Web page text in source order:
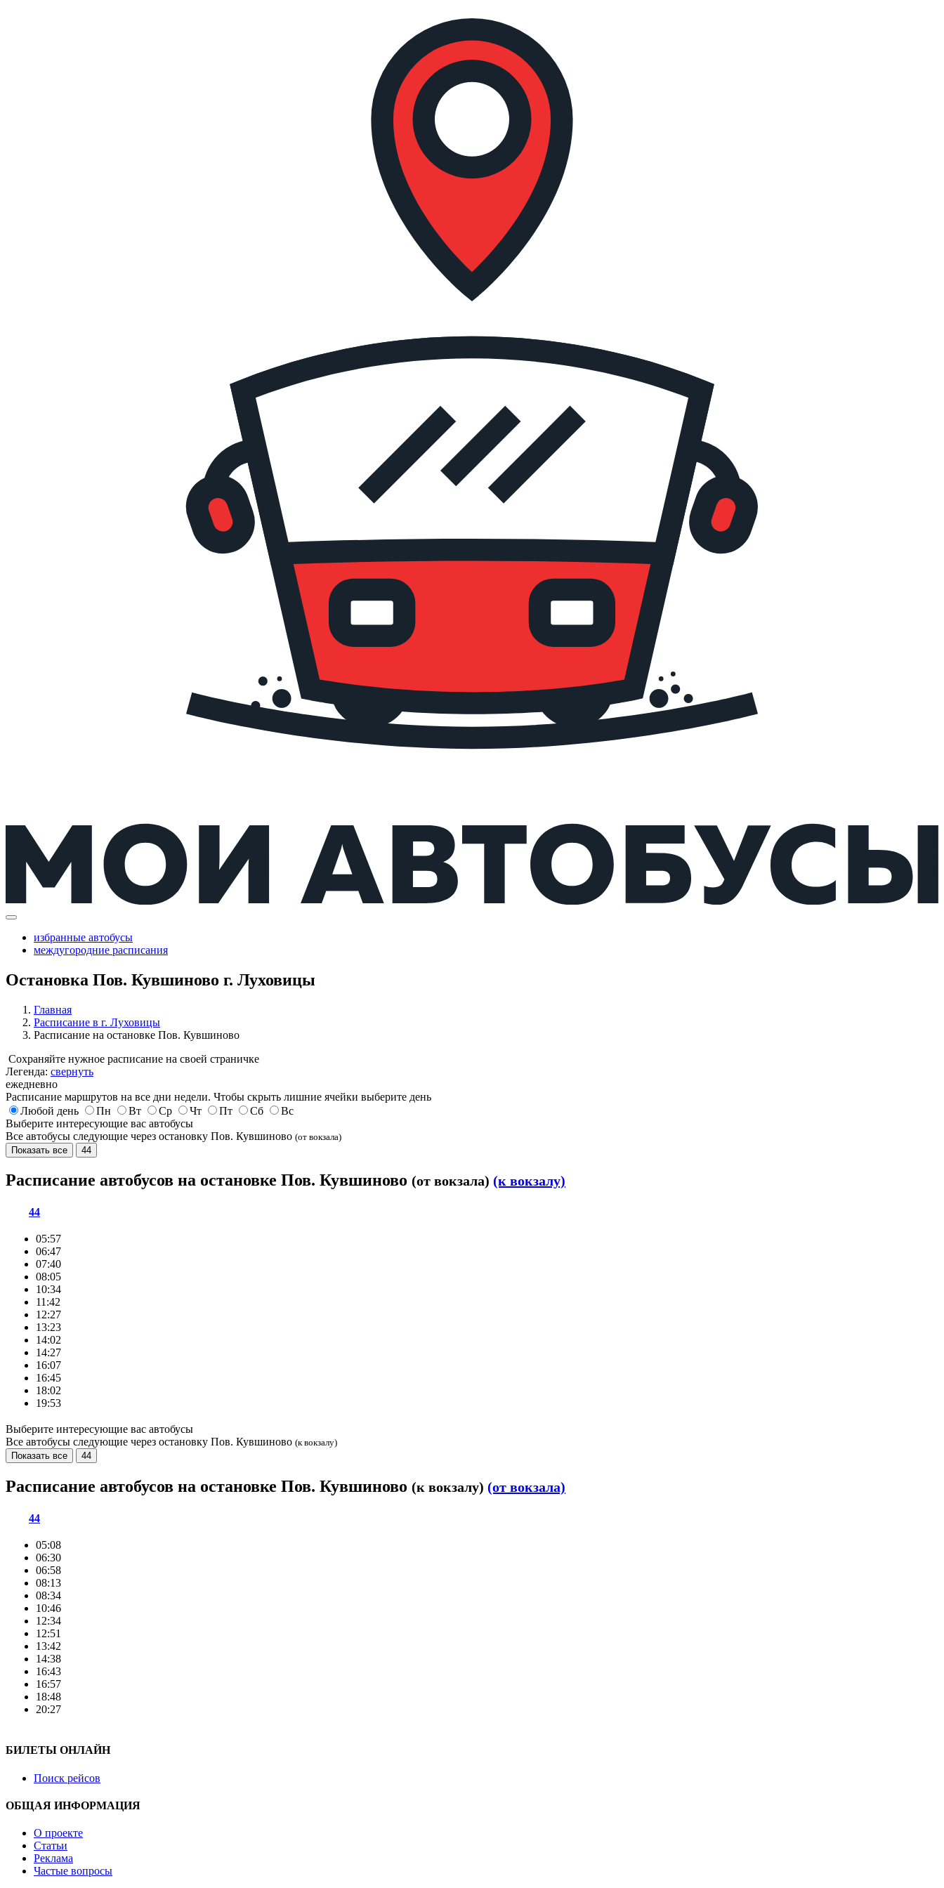
избранные автобусы
междугородние расписания
Остановка Пов. Кувшиново г. Луховицы
Главная
Расписание в г. Луховицы
Расписание на остановке Пов. Кувшиново
Сохраняйте нужное расписание на своей страничке
Легенда: свернуть
ежедневно
Расписание маршрутов на все дни недели. Чтобы скрыть лишние ячейки выберите день
Любой день
Пн Вт Ср Чт Пт Сб
Вс
Выберите интересующие вас автобусы
Все автобусы следующие через остановку Пов. Кувшиново (от вокзала)
Показать все
44
Расписание автобусов на остановке Пов. Кувшиново (от вокзала) (к вокзалу)
44
05:57
06:47
07:40
08:05
10:34
11:42
12:27
13:23
14:02
14:27
16:07
16:45
18:02
19:53
Выберите интересующие вас автобусы
Все автобусы следующие через остановку Пов. Кувшиново (к вокзалу)
Показать все
44
Расписание автобусов на остановке Пов. Кувшиново (к вокзалу) (от вокзала)
44
05:08
06:30
06:58
08:13
08:34
10:46
12:34
12:51
13:42
14:38
16:43
16:57
18:48
20:27
БИЛЕТЫ ОНЛАЙН
Поиск рейсов
ОБЩАЯ ИНФОРМАЦИЯ
О проекте
Статьи
Реклама
Частые вопросы